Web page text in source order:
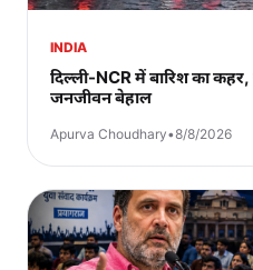
INDIA
दिल्ली-NCR में बारिश का
जनजीवन बेहाल
Apurva Choudhary•8/8/2026